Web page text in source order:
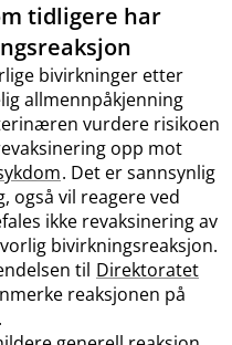
tidligere har
bivirkninger etter
allmennpåkjenning
vurdere risikoen
opp mot
. Det er sannsynlig
også vil reagere ved
ikke revaksinering av
bivirkningsreaksjon.
til Direktoratet
reaksjonen på